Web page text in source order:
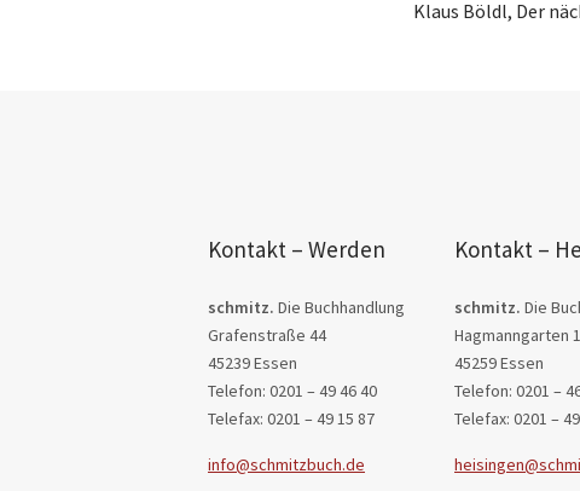
Klaus Böldl, Der
Kontakt – Werden
schmitz. Die Buchhandlung
Grafenstraße 44
45239 Essen
Telefon: 0201 – 49 46 40
Telefax: 0201 – 49 15 87
info@schmitzbuch.de
Kontakt –
schmitz. Die
Hagmanngarten 1
45259 Essen
Telefon: 0201 –
Telefax: 0201 –